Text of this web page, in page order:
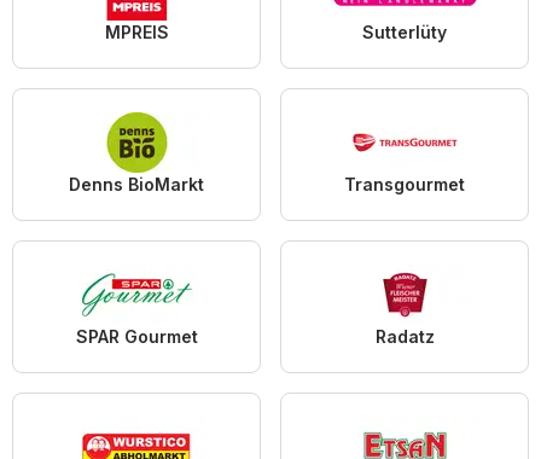
MPREIS Sutterlüty
Denns BioMarkt Transgourmet
SPAR Gourmet Radatz